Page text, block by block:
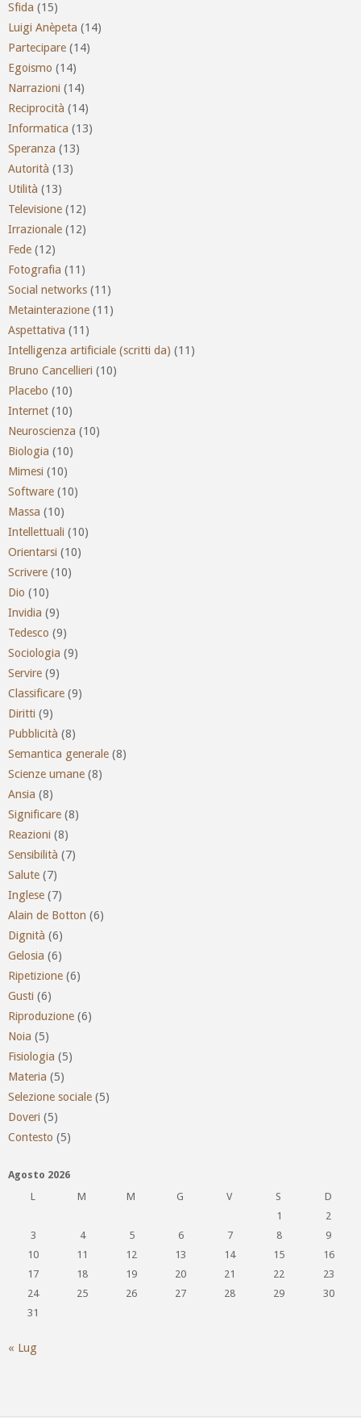
Sfida (15)
Luigi Anèpeta (14)
Partecipare (14)
Egoismo (14)
Narrazioni (14)
Reciprocità (14)
Informatica (13)
Speranza (13)
Autorità (13)
Utilità (13)
Televisione (12)
Irrazionale (12)
Fede (12)
Fotografia (11)
Social networks (11)
Metainterazione (11)
Aspettativa (11)
Intelligenza artificiale (scritti da) (11)
Bruno Cancellieri (10)
Placebo (10)
Internet (10)
Neuroscienza (10)
Biologia (10)
Mimesi (10)
Software (10)
Massa (10)
Intellettuali (10)
Orientarsi (10)
Scrivere (10)
Dio (10)
Invidia (9)
Tedesco (9)
Sociologia (9)
Servire (9)
Classificare (9)
Diritti (9)
Pubblicità (8)
Semantica generale (8)
Scienze umane (8)
Ansia (8)
Significare (8)
Reazioni (8)
Sensibilità (7)
Salute (7)
Inglese (7)
Alain de Botton (6)
Dignità (6)
Gelosia (6)
Ripetizione (6)
Gusti (6)
Riproduzione (6)
Noia (5)
Fisiologia (5)
Materia (5)
Selezione sociale (5)
Doveri (5)
Contesto (5)
Agosto 2026
L
M M G V S
D
1
2
3
4 5 6 7 8
9
10
11 12 13 14 15
16
17
18 19 20 21 22
23
24
25 26 27 28 29
30
31
« Lug